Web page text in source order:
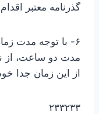
گذرنامه معتبر
۶- با توجه مدت
مدت دو ساعت،
از این زمان جدا
۲۳۳۲۳۳